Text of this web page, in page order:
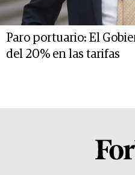
Paro portuario: El
del 20% en las tarifas